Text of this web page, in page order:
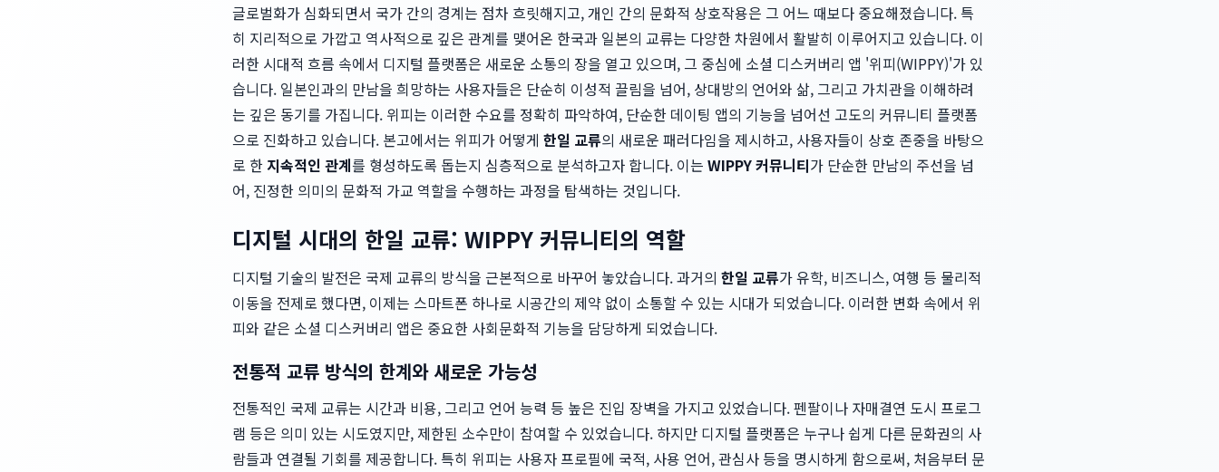
글로벌화가 심화되면서 국가 간의 경계는 점차 흐릿해지고, 개인 간의 문화적 상호작용은 그 어느 때보다 중요해졌습니다. 특
히 지리적으로 가깝고 역사적으로 깊은 관계를 맺어온 한국과 일본의 교류는 다양한 차원에서 활발히 이루어지고 있습니다. 이
러한 시대적 흐름 속에서 디지털 플랫폼은 새로운 소통의 장을 열고 있으며, 그 중심에 소셜 디스커버리 앱 '위피(WIPPY)'가 있
습니다. 일본인과의 만남을 희망하는 사용자들은 단순히 이성적 끌림을 넘어, 상대방의 언어와 삶, 그리고 가치관을 이해하려
는 깊은 동기를 가집니다. 위피는 이러한 수요를 정확히 파악하여, 단순한 데이팅 앱의 기능을 넘어선 고도의 커뮤니티 플랫폼
으로 진화하고 있습니다. 본고에서는 위피가 어떻게 한일 교류의 새로운 패러다임을 제시하고, 사용자들이 상호 존중을 바탕으
로 한지속적인 관계를 형성하도록 돕는지 심층적으로 분석하고자 합니다. 이는 WIPPY 커뮤니티가 단순한 만남의 주선을 넘
어, 진정한 의미의 문화적 가교 역할을 수행하는 과정을 탐색하는 것입니다.
디지털 시대의 한일 교류: WIPPY 커뮤니티의 역할
디지털 기술의 발전은 국제 교류의 방식을 근본적으로 바꾸어 놓았습니다. 과거의 한일 교류가 유학, 비즈니스, 여행 등 물리적
이동을 전제로 했다면, 이제는 스마트폰 하나로 시공간의 제약 없이 소통할 수 있는 시대가 되었습니다. 이러한 변화 속에서 위
피와 같은 소셜 디스커버리 앱은 중요한 사회문화적 기능을 담당하게 되었습니다.
전통적 교류 방식의 한계와 새로운 가능성
전통적인 국제 교류는 시간과 비용, 그리고 언어 능력 등 높은 진입 장벽을 가지고 있었습니다. 펜팔이나 자매결연 도시 프로그
램 등은 의미 있는 시도였지만, 제한된 소수만이 참여할 수 있었습니다. 하지만 디지털 플랫폼은 누구나 쉽게 다른 문화권의 사
람들과 연결될 기회를 제공합니다. 특히 위피는 사용자 프로필에 국적, 사용 언어, 관심사 등을 명시하게 함으로써, 처음부터 문